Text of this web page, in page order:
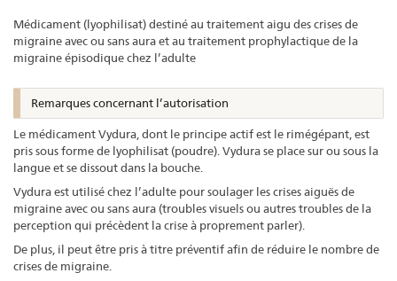
Médicament (lyophilisat) destiné au traitement aigu des crises de
migraine avec ou sans aura et au traitement prophylactique de la
migraine épisodique chez l’adulte
Remarques concernant l’autorisation
Le médicament Vydura, dont le principe actif est le rimégépant, est
pris sous forme de lyophilisat (poudre). Vydura se place sur ou sous la
langue et se dissout dans la bouche.
Vydura est utilisé chez l’adulte pour soulager les crises aiguës de
migraine avec ou sans aura (troubles visuels ou autres troubles de la
perception qui précèdent la crise à proprement parler).
De plus, il peut être pris à titre préventif afin de réduire le nombre de
crises de migraine.